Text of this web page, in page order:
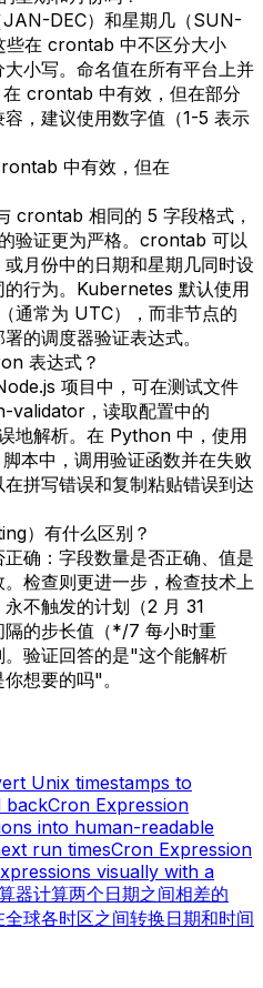
DEC）和星期几（SUN-
些在 crontab 中不区分大小
小写。命名值在所有平台上并
crontab 中有效，但在部分
，建议使用数字值（1-5 表示
中有效，但在
crontab 相同的 5 字段格式，
验证更为严格。crontab 可以
月份中的日期和星期几同时设
行为。Kubernetes 默认使用
常为 UTC），而非节点的
的调度器验证表达式。
表达式？
项目中，可在测试文件
，读取配置中的
地解析。在 Python 中，使用
本中，调用验证函数并在失败
拼写错误和复制粘贴错误到达
）有什么区别？
确：字段数量是否正确、值是
检查则更进一步，检查技术上
不触发的计划（2 月 31
隔的步长值（*/7 每小时重
验证回答的是"这个能解析
想要的吗"。
Unix timestamps to
backCron Expression
into human-readable
run timesCron Expression
visually with a
器计算两个日期之间相差的
全球各时区之间转换日期和时间